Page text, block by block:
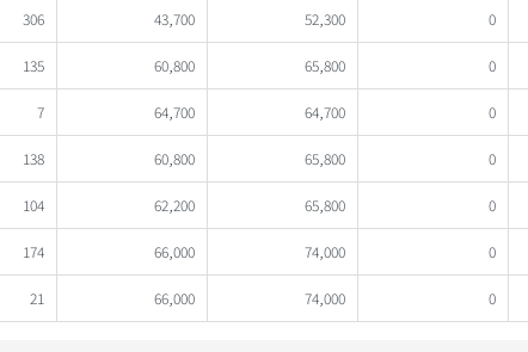
306 43,700 52,300 0
135 60,800 65,800 0
7 64,700 64,700 0
138 60,800 65,800 0
104 62,200 65,800 0
174 66,000 74,000 0
21 66,000 74,000 0